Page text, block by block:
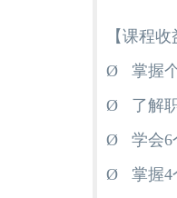
【课程收
Ø 掌握个
Ø 了解职
Ø 学会6
Ø 掌握4